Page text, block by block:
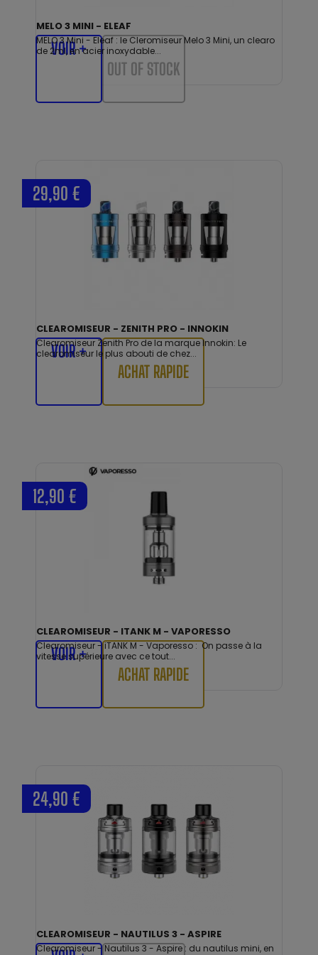
MELO 3 MINI - ELEAF
MELO 3 Mini - Eleaf : le Cleromiseur Melo 3 Mini, un clearo
de 2ml, en acier inoxydable...
VOIR +
OUT OF STOCK
CLEAROMISEUR - ZENITH PRO - INNOKIN
Clearomiseur Zenith Pro de la marque Innokin: Le
clearomiseur le plus abouti de chez...
29,90 €
VOIR +
ACHAT RAPIDE
CLEAROMISEUR - ITANK M - VAPORESSO
Clearomiseur - iTANK M - Vaporesso : On passe à la
vitesse supérieure avec ce tout...
12,90 €
VOIR +
ACHAT RAPIDE
CLEAROMISEUR - NAUTILUS 3 - ASPIRE
Clearomiseur - Nautilus 3 - Aspire : du nautilus mini, en
24,90 €